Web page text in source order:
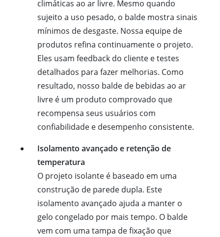
climáticas ao ar livre. Mesmo quando
sujeito a uso pesado, o balde mostra sinais
mínimos de desgaste. Nossa equipe de
produtos refina continuamente o projeto.
Eles usam feedback do cliente e testes
detalhados para fazer melhorias. Como
resultado, nosso balde de bebidas ao ar
livre é um produto comprovado que
recompensa seus usuários com
confiabilidade e desempenho consistente.
Isolamento avançado e retenção de
temperatura
O projeto isolante é baseado em uma
construção de parede dupla. Este
isolamento avançado ajuda a manter o
gelo congelado por mais tempo. O balde
vem com uma tampa de fixação que